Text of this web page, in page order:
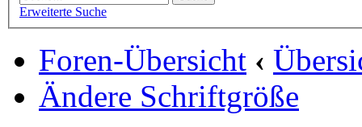
Erweiterte Suche
Foren-Übersicht ‹
Ändere Schriftgröße